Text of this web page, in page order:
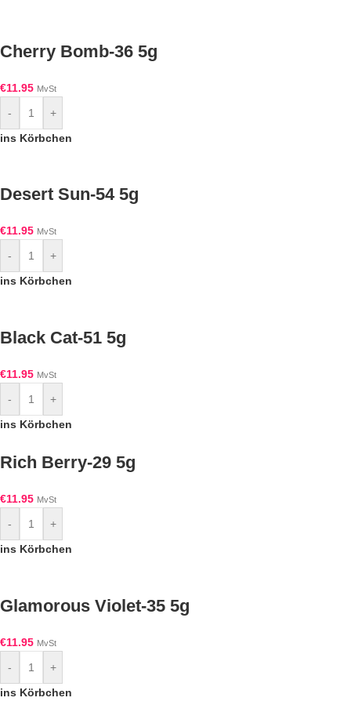
Cherry Bomb-36 5g
€11.95 MvSt
-
+
ins Körbchen
Desert Sun-54 5g
€11.95 MvSt
-
+
ins Körbchen
Black Cat-51 5g
€11.95 MvSt
-
+
ins Körbchen
Rich Berry-29 5g
€11.95 MvSt
-
+
ins Körbchen
Glamorous Violet-35 5g
€11.95 MvSt
-
+
ins Körbchen